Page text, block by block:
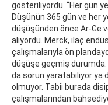
gösteriliyordu. “Her gün
Düşünün 365 gün ve her
düşüşünden önce Ar-Ge
alıyordu. Merck, ilaç
çalışmalarıyla ön
düşüşe geçmiş
da sorun yaratabiliyor ya
olmuyor. Tabii burada
çalışmalarından